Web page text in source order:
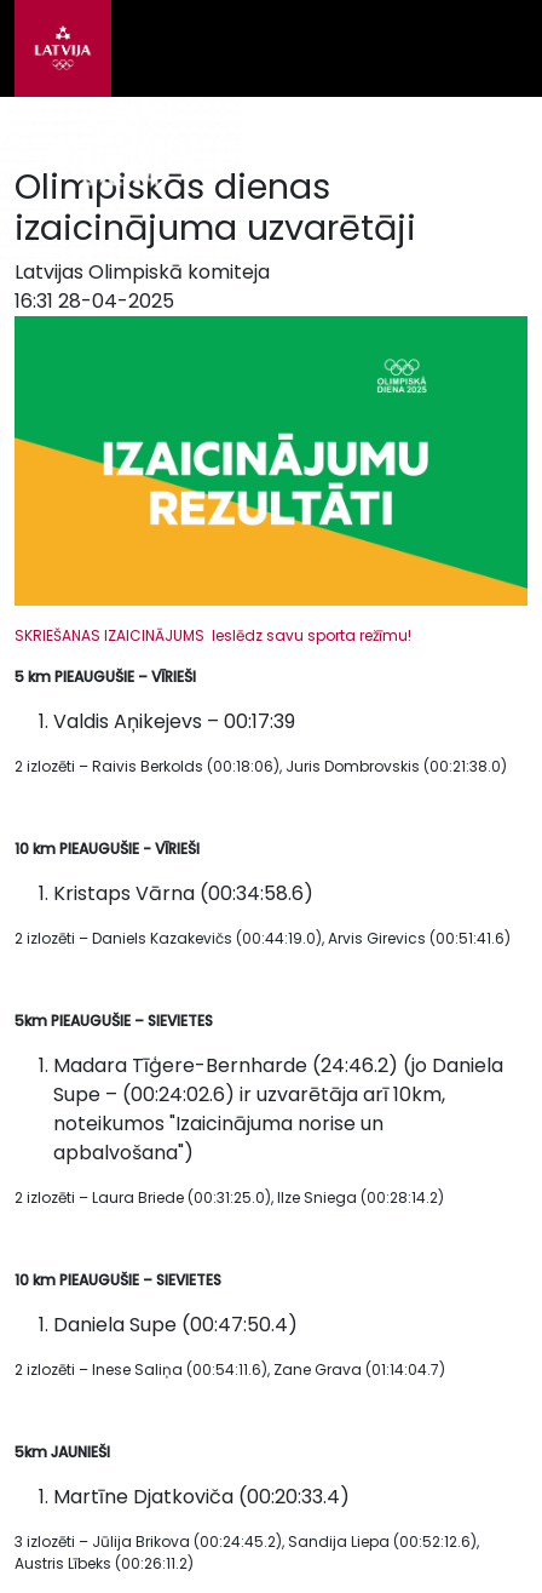
Olimpiskās dienas
izaicinājuma uzvarētāji
Latvijas Olimpiskā komiteja
16:31 28-04-2025
SKRIEŠANAS IZAICINĀJUMS Ieslēdz savu sporta režīmu!
5 km PIEAUGUŠIE – VĪRIEŠI
Valdis Aņikejevs – 00:17:39
2 izlozēti – Raivis Berkolds (00:18:06), Juris Dombrovskis (00:21:38.0)
10 km PIEAUGUŠIE - VĪRIEŠI
Kristaps Vārna (00:34:58.6)
2 izlozēti – Daniels Kazakevičs (00:44:19.0), Arvis Girevics (00:51:41.6)
5km PIEAUGUŠIE – SIEVIETES
Madara Tīģere-Bernharde (24:46.2) (jo Daniela
Supe – (00:24:02.6) ir uzvarētāja arī 10km,
noteikumos "Izaicinājuma norise un
apbalvošana")
2 izlozēti – Laura Briede (00:31:25.0), Ilze Sniega (00:28:14.2)
10 km PIEAUGUŠIE – SIEVIETES
Daniela Supe (00:47:50.4)
2 izlozēti – Inese Saliņa (00:54:11.6), Zane Grava (01:14:04.7)
5km JAUNIEŠI
Martīne Djatkoviča (00:20:33.4)
3 izlozēti – Jūlija Brikova (00:24:45.2), Sandija Liepa (00:52:12.6),
Austris Lībeks (00:26:11.2)